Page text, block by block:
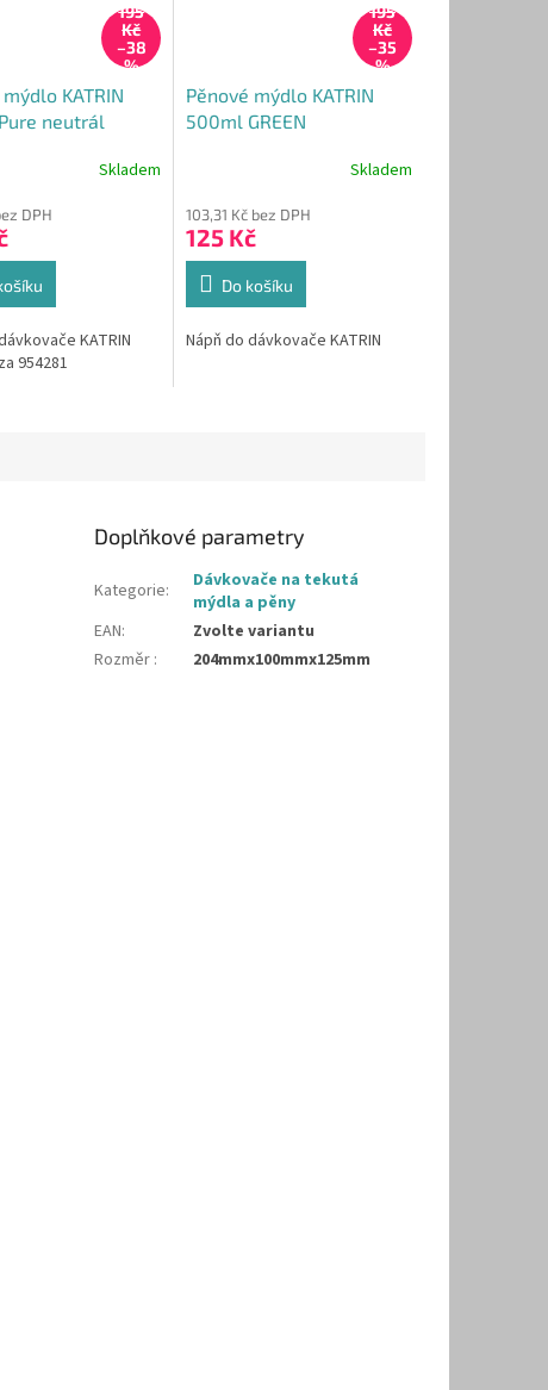
195
Kč
–38
%
KATRIN
neutrál
Skladem
DPH
KATRIN
954281
195
Kč
–35
%
Pěnové mýdlo KATRIN
500ml GREEN
Skladem
103,31 Kč bez DPH
125 Kč
Do košíku
Nápň do dávkovače KATRIN
Doplňkové parametry
Kategorie:
Dávkovače na tekutá
mýdla a pěny
EAN:
Zvolte variantu
Rozměr : 204mmx100mmx125mm